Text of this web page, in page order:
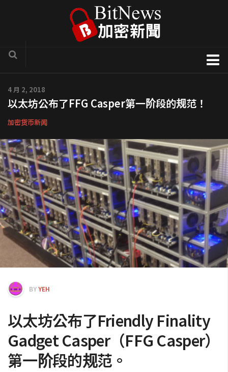
区块链技术专栏
项目官方讯息
COTI
Solve.Care
币种介绍
ICO评析
新手入门教学
交易所
钱包
区块链应用
客座专栏
4 月 2, 2018
以太坊公布了FFG Casper第一阶段的规范！
加密货币新闻
BYYEH
以太坊公布了Friendly Finality
Gadget Casper（FFG Casper）
第一阶段的规范。